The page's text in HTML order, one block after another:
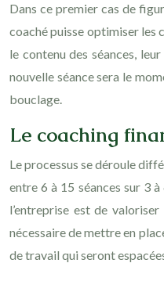
Dans ce premier cas de
coaché puisse optimiser les
le contenu des séances,
nouvelle séance sera le
bouclage.
Le coaching
Le processus se déroule
entre 6 à 15 séances sur 3 à
l’entreprise est de
nécessaire de mettre en
de travail qui seront